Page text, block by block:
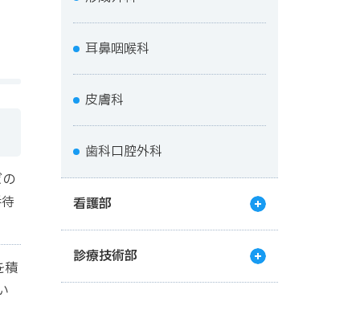
積
耳鼻咽喉科
皮膚科
歯科口腔外科
看護部
診療技術部